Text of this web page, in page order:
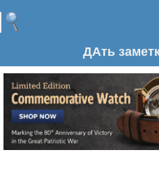
ДАть